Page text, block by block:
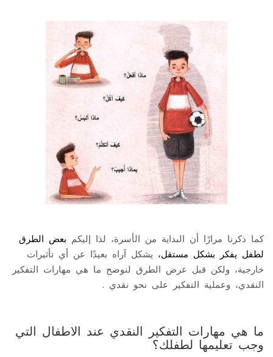
كما ذكرنا مرارًا أن البداية من الأسرة، لذا إليكم بعض الطرق
لطفل يفكر بشكل مستقل، يشكل آراه بعيدًا عن أي تأثيرات
خارجية، ولكن قبل عرض الطرق لنوضح ما هي مهارات التفكير
النقدي، وعملية التفكير على نحو نقدي .
ما هي مهارات التفكير النقدي عند الاطفال التي
وجب تعليمها لطفلك؟